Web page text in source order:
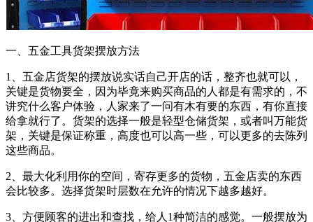
一、五金工具货架摆放方法
1、五金店货架的摆放说实话自己开店的话，整齐也就可以，
关键是货物要全，因为毕竟来购买商品的人都是有需求的，不
讲究什么客户体验，人家来了一问有木有要的东西，有你直接
给拿就行了。货架的选择一般是轻型仓储货架，或者叫万能货
架，关键是保证称重，高度也可以高一些，可以更多的去陈列
这些商品。
2、最大化利用你的空间，寄存更多的货物，五金店卖的东西
会比较多。选择货架时层数在允许的情况下越多越好。
3、方便顾客的进出和查找，给人1种简洁的感觉。一般摆放为